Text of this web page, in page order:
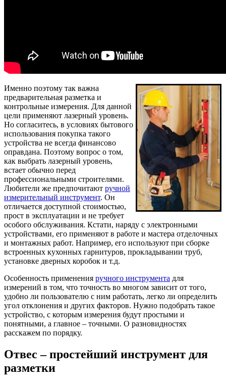
Именно поэтому так важна
предварительная разметка и
контрольные измерения. Для данной
цели применяют лазерный уровень.
Но согласитесь, в условиях бытового
использования покупка такого
устройства не всегда финансово
оправдана. Поэтому вопрос о том,
как выбрать лазерный уровень,
встает обычно перед
профессиональными строителями.
Любители же предпочитают ручной
измерительный инструмент. Он
отличается доступной стоимостью,
прост в эксплуатации и не требует
особого обслуживания. Кстати, наряду с электронными
устройствами, его применяют в работе и мастера отделочных
и монтажных работ. Например, его используют при сборке
встроенных кухонных гарнитуров, прокладывании труб,
установке дверных коробок и т.д.
Особенность применения ручного инструмента для
измерений в том, что точность во многом зависит от того,
удобно ли пользователю с ним работать, легко ли определить
угол отклонения и других факторов. Нужно подобрать такое
устройство, с которым измерения будут простыми и
понятными, а главное – точными. О разновидностях
расскажем по порядку.
Отвес – простейший инструмент для
разметки